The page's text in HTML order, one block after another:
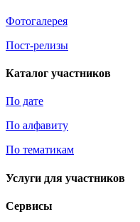
Фотогалерея
Пост-релизы
Каталог участников
По дате
По алфавиту
По тематикам
Услуги для участников
Сервисы